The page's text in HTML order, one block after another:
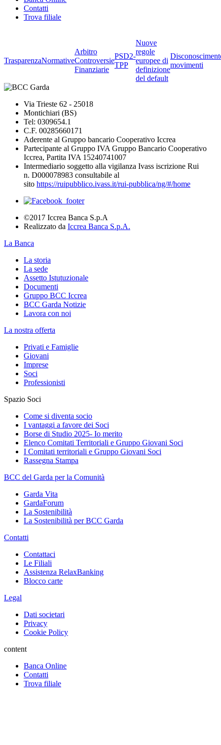
Contatti
Trova filiale
TrasparenzaNormative
Arbitro
Controversie
Finanziarie
PSD2-
TPP
Nuove
regole
europee di
definizione
del default
movimenti
Via Trieste 62 - 25018
Montichiari (BS)
Tel: 0309654.1
C.F. 00285660171
Aderente al Gruppo bancario Cooperativo Iccrea
Partecipante al Gruppo IVA Gruppo Bancario Cooperativo
Iccrea, Partita IVA 15240741007
Intermediario soggetto alla vigilanza Ivass iscrizione Rui
n. D000078983 consultabile al
sito https://ruipubblico.ivass.it/rui-pubblica/ng/#/home
©2017 Iccrea Banca S.p.A
Realizzato da Iccrea Banca S.p.A.
La Banca
La storia
La sede
Assetto Istutuzionale
Documenti
Gruppo BCC Iccrea
BCC Garda Notizie
Lavora con noi
La nostra offerta
Privati e Famiglie
Giovani
Imprese
Soci
Professionisti
Spazio Soci
Come si diventa socio
I vantaggi a favore dei Soci
Borse di Studio 2025- Io merito
Elenco Comitati Territoriali e Gruppo Giovani Soci
I Comitati territoriali e Gruppo Giovani Soci
Rassegna Stampa
BCC del Garda per la Comunità
Garda Vita
GardaForum
La Sostenibilità
La Sostenibilità per BCC Garda
Contatti
Contattaci
Le Filiali
Assistenza RelaxBanking
Blocco carte
Legal
Dati societari
Privacy
Cookie Policy
content
Banca Online
Contatti
Trova filiale